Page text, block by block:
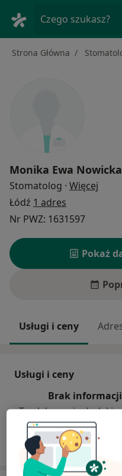
Czego szukasz?
Strona Główna
Monika Ewa Nowicka
Stomatolog · Więcej
Łódź 1 adres
Nr PWZ: 1631597
Pokaż
Usługi i ceny
Usługi i ceny
Brak informacji
Ten lekarz nie dodał